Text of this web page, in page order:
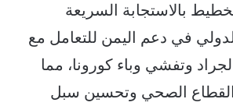
بالاستجابة السريعة
في دعم اليمن للتعامل مع
وتفشي وباء كورونا، مما
الصحي وتحسين سبل